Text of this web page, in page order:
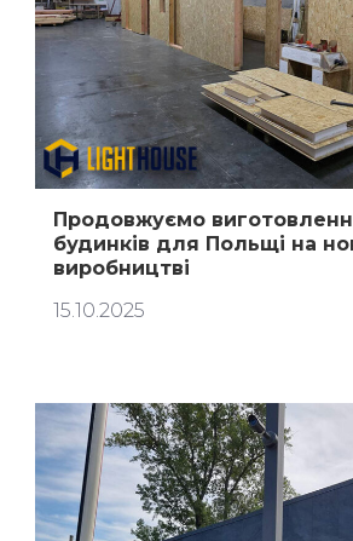
Продовжуємо
будинків для Польщі на
виробництві
15.10.2025